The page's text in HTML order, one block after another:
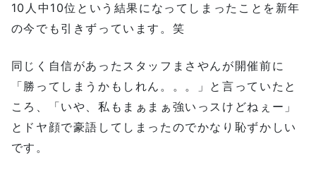
10人中10位という結果になってしまったことを新年
の今でも引きずっています。笑
同じく自信があったスタッフまさやんが開催前に
「勝ってしまうかもしれん。。。」と言っていたと
ころ、「いや、私もまぁまぁ強いっスけどねぇー」
とドヤ顔で豪語してしまったのでかなり恥ずかしい
です。